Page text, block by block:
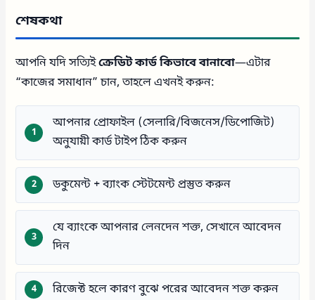
শেষকথা
আপনি যদি সত্যিইক্রেডিট কার্ড কিভাবে বানাবো—এটার
“কাজের সমাধান” চান, তাহলে এখনই করুন:
আপনার প্রোফাইল (সেলারি/বিজনেস/ডিপোজিট)
অনুযায়ী কার্ড টাইপ ঠিক করুন
ডকুমেন্ট + ব্যাংক স্টেটমেন্ট প্রস্তুত করুন
যে ব্যাংকে আপনার লেনদেন শক্ত, সেখানে আবেদন
দিন
রিজেক্ট হলে কারণ বুঝে পরের আবেদন শক্ত করুন